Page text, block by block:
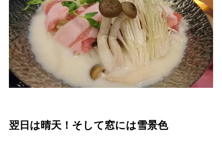
翌日は晴天！そして窓には雪景色